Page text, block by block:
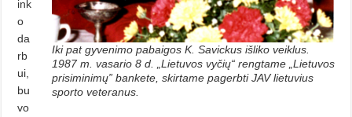
Iki pat gyvenimo pabaigos K. Savickus išliko veiklus.
1987 m. vasario 8 d. „Lietuvos vyčių“ rengtame „Lietuvos
prisiminimų” bankete, skirtame pagerbti JAV lietuvius
sporto veteranus.
ink
o
da
rb
ui,
bu
vo